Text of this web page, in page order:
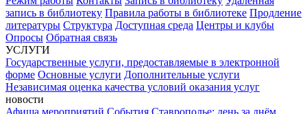
запись в библиотеку Правила работы в библиотеке Продление
литературы Структура Доступная среда Центры и клубы
Опросы Обратная связь
УСЛУГИ
Государственные услуги, предоставляемые в электронной
форме Основные услуги Дополнительные услуги
Независимая оценка качества условий оказания услуг
новости
Афиша мероприятий События Ставрополье: день за днём